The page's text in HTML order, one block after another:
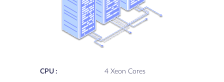
CPU : 4 Xeon Cores